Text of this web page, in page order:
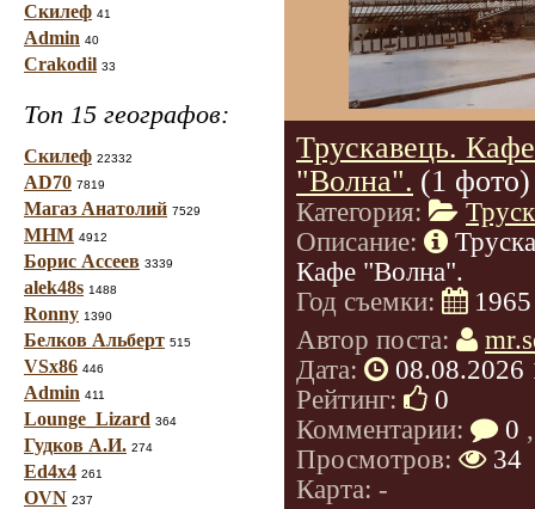
Скилеф 41
Admin 40
Crakodil 33
Топ 15 географов:
Скилеф 22332
AD70 7819
Магаз Анатолий 7529
МНМ 4912
Борис Ассеев 3339
alek48s 1488
Ronny 1390
Белков Альберт 515
VSx86 446
Admin 411
Lounge_Lizard 364
Гудков А.И. 274
Ed4x4 261
OVN 237
Трускавець. Кафе
"Волна". (1 фото)
Категория:
Описание:
Кафе "Волна".
Год съемки:
1965
Автор поста:
Дата:
08.08.2026
Рейтинг:
0
Комментарии:
0 ,
Просмотров:
34
Карта: -